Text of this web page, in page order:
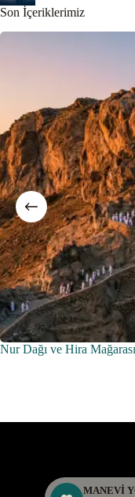
Son İçeriklerimiz
Nur Dağı ve Hira Mağarası
MANEVİ